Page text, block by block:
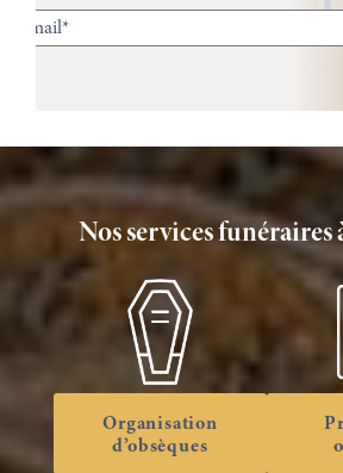
Nos services funéraires
Organisation
d’obsèques